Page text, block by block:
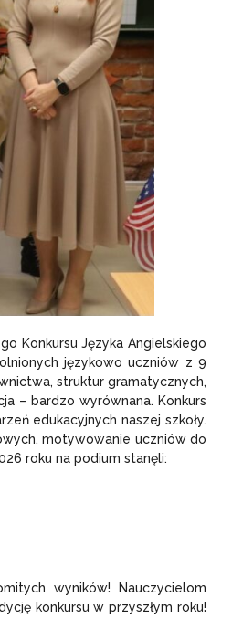
Konkursu Języka Angielskiego
językowo uczniów z 9
struktur gramatycznych,
– bardzo wyrównana. Konkurs
edukacyjnych naszej szkoły.
motywowanie uczniów do
roku na podium stanęli:
wyników! Nauczycielom
konkursu w przyszłym roku!